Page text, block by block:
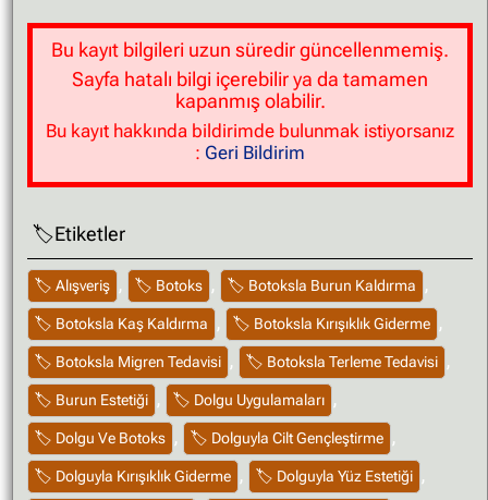
tamamen kaldırılmasını talep edebilirsiniz.
Bu kayıt bilgileri uzun süredir güncellenmemiş.
Sayfa hatalı bilgi içerebilir ya da tamamen
kapanmış olabilir.
Bu kayıt hakkında bildirimde bulunmak istiyorsanız
: Geri Bildirim
Etiketler
Alışveriş , Botoks , Botoksla Burun Kaldırma ,
Botoksla Kaş Kaldırma , Botoksla Kırışıklık Giderme ,
Botoksla Migren Tedavisi , Botoksla Terleme Tedavisi ,
Burun Estetiği , Dolgu Uygulamaları ,
Dolgu Ve Botoks , Dolguyla Cilt Gençleştirme ,
Dolguyla Kırışıklık Giderme , Dolguyla Yüz Estetiği ,